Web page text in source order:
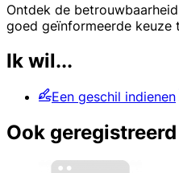
Ontdek de
goed geïnformeerde keuze
Ik wil...
Een geschil indienen
Ook